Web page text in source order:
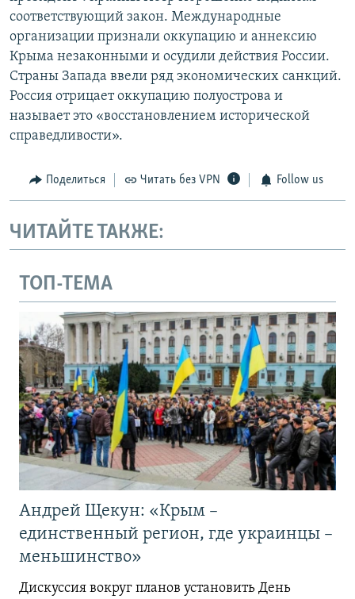
соответствующий закон. Международные
организации признали оккупацию и аннексию
Крыма незаконными и осудили действия России.
Страны Запада ввели ряд экономических санкций.
Россия отрицает оккупацию полуострова и
называет это «восстановлением исторической
справедливости».
Поделиться Читать без VPN Follow us
ЧИТАЙТЕ ТАКЖЕ:
ТОП-ТЕМА
Андрей Щекун: «Крым –
единственный регион, где украинцы –
меньшинство»
Дискуссия вокруг планов установить День